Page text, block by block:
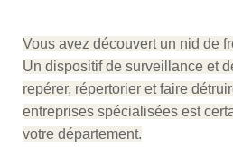
Vous avez découvert un nid de
Un dispositif de surveillance et
repérer, répertorier et faire
entreprises spécialisées est
votre département.